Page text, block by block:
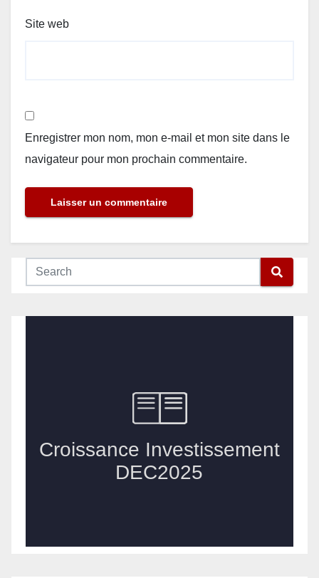
Site web
Enregistrer mon nom, mon e-mail et mon site dans le
navigateur pour mon prochain commentaire.